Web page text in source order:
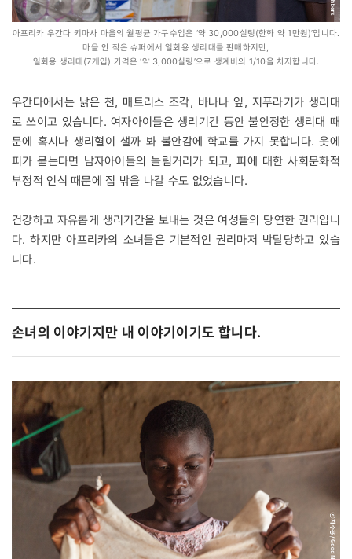
아프리카 우간다 키마사 마을의 월평균 가구수입은 ‘약 30,000실링(한화 약 1만원)’입니다.
마을 안 작은 슈퍼에서 일회용 생리대를 판매하지만,
일회용 생리대(7개입) 가격은 ‘약 3,000실링’으로 생계비의 1/10을 차지합니다.
우간다에서는 낡은 천, 매트리스 조각, 바나나 잎, 지푸라기가 생리대
로 쓰이고 있습니다. 여자아이들은 생리기간 동안 불안정한 생리대 때
문에 혹시나 생리혈이 샐까 봐 불안감에 학교를 가지 못합니다. 옷에
피가 묻는다면 남자아이들의 놀림거리가 되고, 피에 대한 사회문화적
부정적 인식 때문에 집 밖을 나갈 수도 없었습니다.
건강하고 자유롭게 생리기간을 보내는 것은 여성들의 당연한 권리입니
다. 하지만 아프리카의 소녀들은 기본적인 권리마저 박탈당하고 있습
니다.
손녀의 이야기지만 내 이야기이기도 합니다.